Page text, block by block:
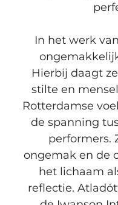
In het werk
Hierbij daagt
stilte en
Rotterdamse
de spanning
performers.
ongemak en de
het lichaam
reflectie.